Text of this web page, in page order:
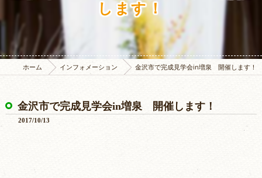
します！
ホーム インフォメーション 金沢市で完成見学会in増泉 開催します！
金沢市で完成見学会in増泉 開催します！
2017/10/13